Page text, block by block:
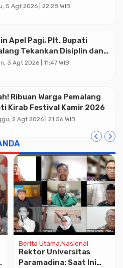
Diskusi Paramadina
5 Agt 2026 | 22:28 WIB
Apel Pagi, Plt. Bupati
Tekankan Disiplin dan
ASN untuk Pelayanan
3 Agt 2026 | 11:47 WIB
Ribuan Warga Pemalang
Kirab Festival Kamir 2026
2 Agt 2026 | 21:56 WIB
Berita Utama Nasional
Rektor Universitas
Paramadina: Saat Ini